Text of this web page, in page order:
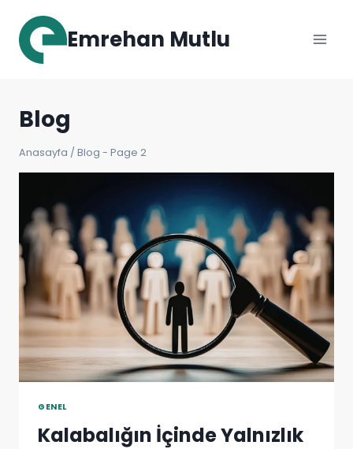
content
Emrehan Mutlu
Blog
Anasayfa / Blog - Page 2
GENEL
Kalabalığın İçinde Yalnızlık